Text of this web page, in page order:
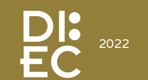
2022
Buscar